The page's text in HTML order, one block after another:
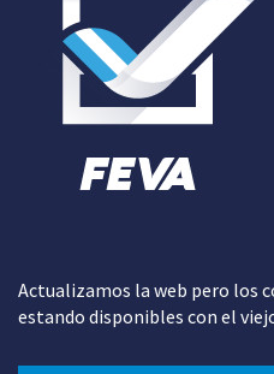
Actualizamos la web pero los
estando disponibles con el